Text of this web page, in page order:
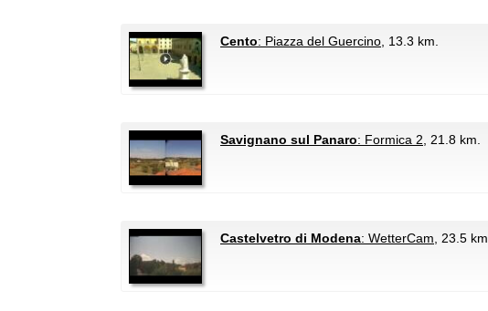
Cento: Piazza del Guercino , 13.3 km.
Savignano sul Panaro: Formica 2 , 21.8 km.
Castelvetro di Modena: WetterCam , 23.5 km.